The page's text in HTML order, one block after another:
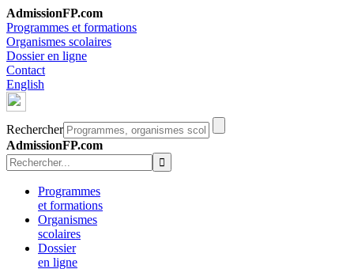
AdmissionFP.com
Programmes et formations
Organismes scolaires
Dossier en ligne
Contact
English
Rechercher
AdmissionFP.com
Programmes
et formations
Organismes
scolaires
Dossier
en ligne